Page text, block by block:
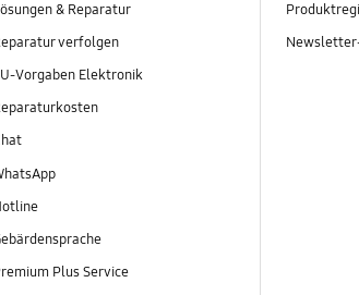
& Reparatur
verfolgen
Vorgaben Elektronik
Plus Service